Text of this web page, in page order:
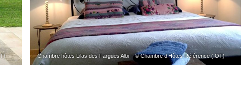
Chambre hôtes Lilas des Fargues Albi – © Chambre d’Hôtes Référence ( OT)